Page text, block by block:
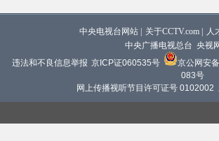
中央电视台网站 关于CCTV.com
人
中央广播电视总台 央视
违法和不良信息举报 京ICP证060535号
京公网安
083号
网上传播视听节目许可证号